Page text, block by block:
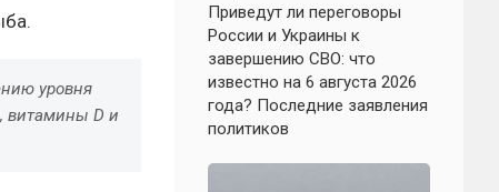
уровня
витамины D и
Приведут ли переговоры
России и Украины к
завершению СВО: что
известно на 6 августа 2026
года? Последние заявления
политиков